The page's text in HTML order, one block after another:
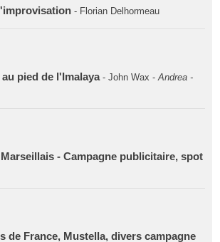
- Florian Delhormeau
au pied de l'Imalaya- John Wax - Andrea -
Marseillais - Campagne publicitaire, spot
de France, Mustella, divers campagne